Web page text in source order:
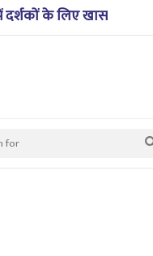
दर्शकों के लिए खास